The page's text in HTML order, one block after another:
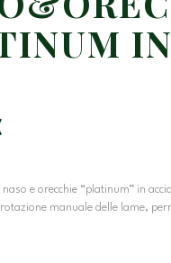
e orecchie “platinum” in
manuale delle lame,